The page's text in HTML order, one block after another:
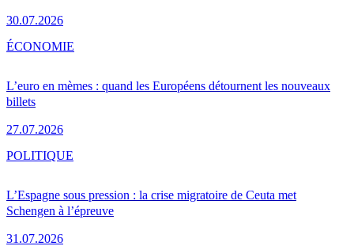
30.07.2026
L’euro en mèmes : quand les Européens détournent les nouveaux
billets
27.07.2026
ÉCONOMIE
L’Espagne sous pression : la crise migratoire de Ceuta met
Schengen à l’épreuve
31.07.2026
POLITIQUE